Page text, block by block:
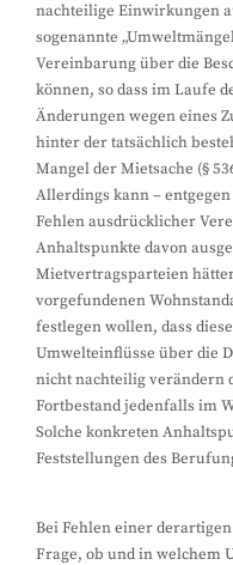
nachteilige Einwirkungen
sogenannte
Vereinbarung über die
können, so dass im Laufe
Änderungen wegen eines
hinter der tatsächlich
Mangel der Mietsache (§
Allerdings kann –
Fehlen ausdrücklicher
Anhaltspunkte davon
Mietvertragsparteien
vorgefundenen
festlegen wollen, dass
Umwelteinflüsse über die
nicht nachteilig verändern
Fortbestand jedenfalls im
Solche konkreten
Feststellungen des
Bei Fehlen einer
Frage, ob und in welchem